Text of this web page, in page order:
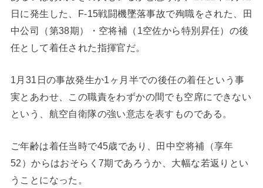
日に発生した、F-15戦闘機墜落事故で殉職をされた、田
中公司（第38期）・空将補（1空佐から特別昇任）の後
任として着任された指揮官だ。
1月31日の事故発生か1ヶ月半での後任の着任という事
実とあわせ、この職責をわずかの間でも空席にできない
という、航空自衛隊の強い意志を表すものである。
ご年齢は着任当時で45歳であり、田中空将補（享年
52）からはおそらく7期であろうか、大幅な若返りとい
うことになった。